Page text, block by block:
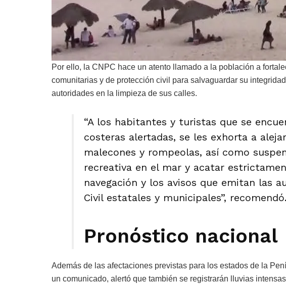
Por ello, la CNPC hace un atento llamado a la población a
comunitarias y de protección civil para salvaguardar su
autoridades en la limpieza de sus calles.
“A los habitantes y turistas que se
costeras alertadas, se les exhorta a
malecones y rompeolas, así como
recreativa en el mar y acatar
navegación y los avisos que emitan las
Civil estatales y municipales”, recomendó.
Pronóstico nacional
Además de las afectaciones previstas para los estados de la
un comunicado, alertó que también se registrarán lluvias